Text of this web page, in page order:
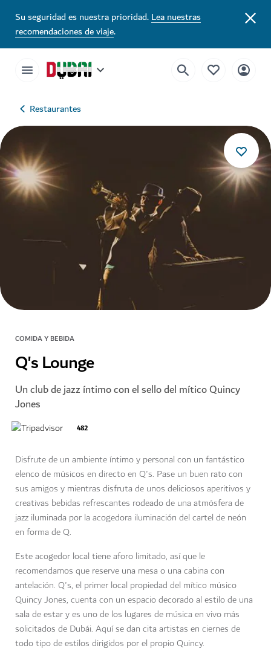
Su seguridad es nuestra prioridad.Lea nuestras
recomendaciones de viaje.
Restaurantes
COMIDA Y BEBIDA
Q's Lounge
Un club de jazz íntimo con el sello del mítico Quincy
Jones
482
Disfrute de un ambiente íntimo y personal con un fantástico
elenco de músicos en directo en Q's. Pase un buen rato con
sus amigos y mientras disfruta de unos deliciosos aperitivos y
creativas bebidas refrescantes rodeado de una atmósfera de
jazz iluminada por la acogedora iluminación del cartel de neón
en forma de Q.
Este acogedor local tiene aforo limitado, así que le
recomendamos que reserve una mesa o una cabina con
antelación. Q's, el primer local propiedad del mítico músico
Quincy Jones, cuenta con un espacio decorado al estilo de una
sala de estar y es uno de los lugares de música en vivo más
solicitados de Dubái. Aquí se dan cita artistas en ciernes de
todo tipo de estilos dirigidos por el propio Quincy.